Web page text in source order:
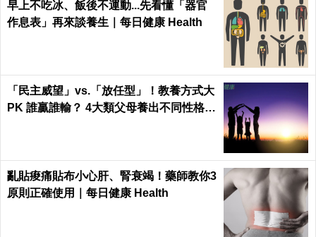
早上不吃冰、飯後不運動...先看懂「器官
作息表」再來談養生｜每日健康 Health
「民主威望」vs.「放任型」！教養方式大
PK 誰贏誰輸？ 4大類父母養出不同性格的
亂貼痠痛貼布小心肝、腎衰竭！藥師教你3
原則正確使用｜每日健康 Health